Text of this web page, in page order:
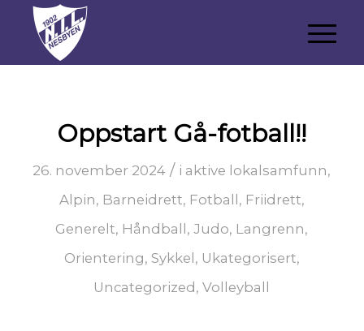
Oppstart Gå-fotball!!
26. november 2024 / i aktive lokalsamfunn,
Alpin, Barneidrett, Fotball , Friidrett,
Generelt, Håndball ,Judo, Langrenn,
Orientering, Sykkel , Ukategorisert,
Uncategorized ,Volleyball